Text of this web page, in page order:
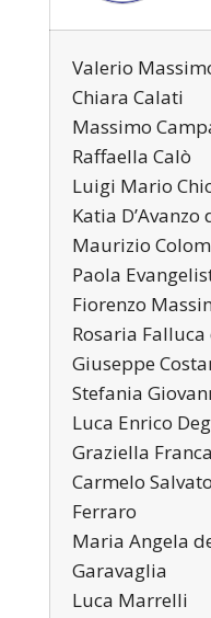
Valerio
Chiara Calati
Massimo
Raffaella Calò
Luigi Mario
Katia
Maurizio
Paola
Fiorenzo
Rosaria Falluca
Giuseppe
Stefania
Luca Enrico
Graziella
Carmelo
Ferraro
Maria Angela
Garavaglia
Luca Marrelli